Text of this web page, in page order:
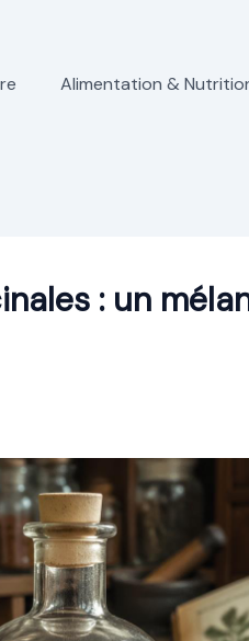
Alimentation &
: un